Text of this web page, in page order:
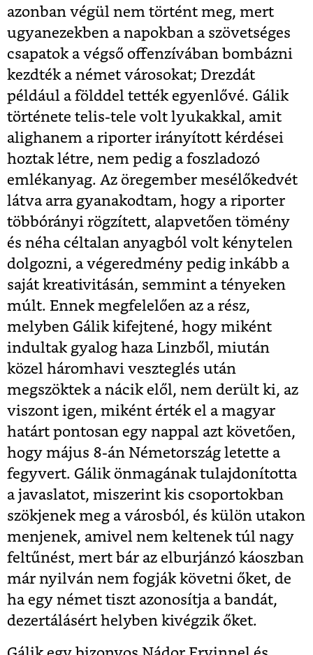
azonban végül nem történt meg, mert
ugyanezekben a napokban a szövetséges
csapatok a végső offenzívában bombázni
kezdték a német városokat; Drezdát
például a földdel tették egyenlővé. Gálik
története telis-tele volt lyukakkal, amit
alighanem a riporter irányított kérdései
hoztak létre, nem pedig a foszladozó
emlékanyag. Az öregember mesélőkedvét
látva arra gyanakodtam, hogy a riporter
többórányi rögzített, alapvetően tömény
és néha céltalan anyagból volt kénytelen
dolgozni, a végeredmény pedig inkább a
saját kreativitásán, semmint a tényeken
múlt. Ennek megfelelően az a rész,
melyben Gálik kifejtené, hogy miként
indultak gyalog haza Linzből, miután
közel háromhavi veszteglés után
megszöktek a nácik elől, nem derült ki, az
viszont igen, miként érték el a magyar
határt pontosan egy nappal azt követően,
hogy május 8-án Németország letette a
fegyvert. Gálik önmagának tulajdonította
a javaslatot, miszerint kis csoportokban
szökjenek meg a városból, és külön utakon
menjenek, amivel nem keltenek túl nagy
feltűnést, mert bár az elburjánzó káoszban
már nyilván nem fogják követni őket, de
ha egy német tiszt azonosítja a bandát,
dezertálásért helyben kivégzik őket.